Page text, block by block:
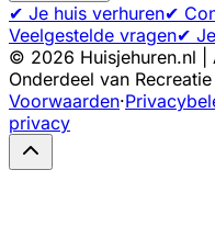
✔ Je huis verhuren✔
Veelgestelde vragen✔
© 2026 Huisjehuren.nl |
Onderdeel van
Voorwaarden·
privacy